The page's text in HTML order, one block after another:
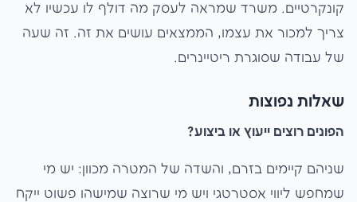
קונקרטיים. משרד שמראה לעסק מה דולף לו עכשיו לא
צריך למכור את עצמו, הממצאים עושים את זה. זה שעה
של עבודה שסוגרת ריטיינרים.
שאלות נפוצות
הפונים רוצים ייעוץ או ביצוע?
שניהם קיימים בזרם, והשדה של המטרה מכוון: יש מי
שמחפש ליווי אסטרטגי ויש מי שרוצה שמישהו פשוט ייקח